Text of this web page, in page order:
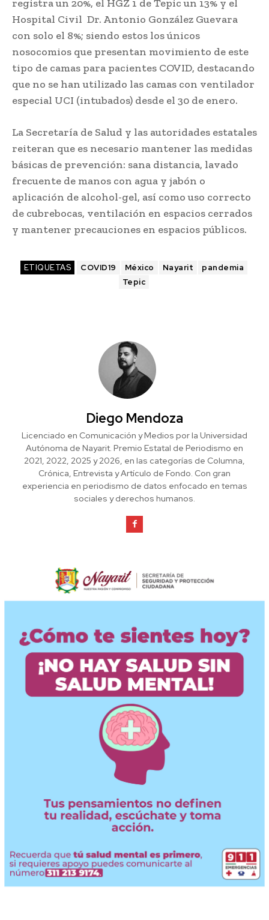
registra un 20%, el HGZ 1 de Tepic un 13% y el
Hospital Civil Dr. Antonio González Guevara
con solo el 8%; siendo estos los únicos
nosocomios que presentan movimiento de este
tipo de camas para pacientes COVID, destacando
que no se han utilizado las camas con ventilador
especial UCI (intubados) desde el 30 de enero.
La Secretaría de Salud y las autoridades estatales
reiteran que es necesario mantener las medidas
básicas de prevención: sana distancia, lavado
frecuente de manos con agua y jabón o
aplicación de alcohol-gel, así como uso correcto
de cubrebocas, ventilación en espacios cerrados
y mantener precauciones en espacios públicos.
ETIQUETAS COVID19 México Nayarit
pandemia
Tepic
Diego Mendoza
Licenciado en Comunicación y Medios por la Universidad
Autónoma de Nayarit. Premio Estatal de Periodismo en
2021, 2022, 2025 y 2026, en las categorías de Columna,
Crónica, Entrevista y Artículo de Fondo. Con gran
experiencia en periodismo de datos enfocado en temas
sociales y derechos humanos.